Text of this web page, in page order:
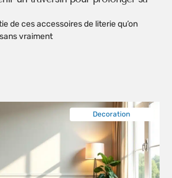
de ces accessoires de literie qu’on
vraiment
Decoration